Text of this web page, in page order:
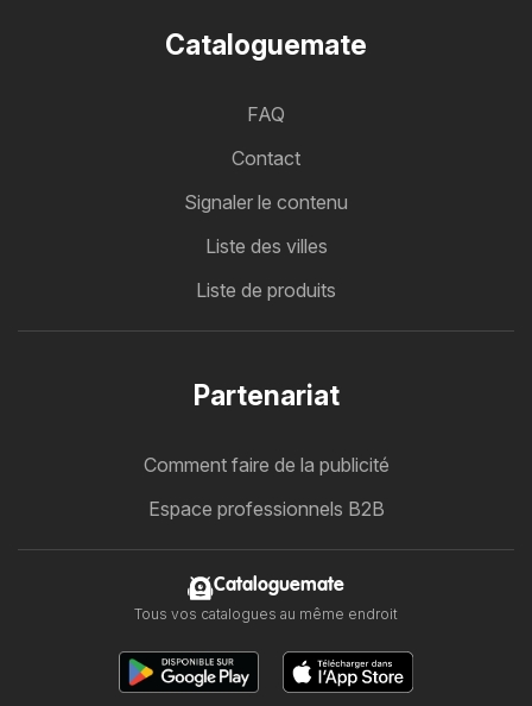
Cataloguemate
FAQ
Contact
Signaler le contenu
Liste des villes
Liste de produits
Partenariat
Comment faire de la publicité
Espace professionnels B2B
Cataloguemate
Tous vos catalogues au même endroit